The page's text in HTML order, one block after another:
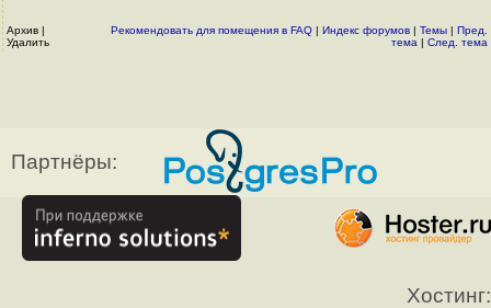
Архив |
Удалить
Рекомендовать для помещения в FAQ | Индекс форумов | Темы | Пред.
тема | След. тема
Партнёры:
Хостинг: